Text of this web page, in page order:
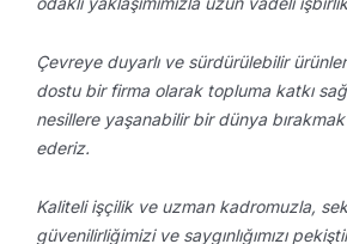
Çevreye duyarlı ve sürdürülebilir
dostu bir firma olarak topluma katkı
nesillere yaşanabilir bir dünya
ederiz.
Kaliteli işçilik ve uzman kadromuzla,
güvenilirliğimizi ve saygınlığımızı